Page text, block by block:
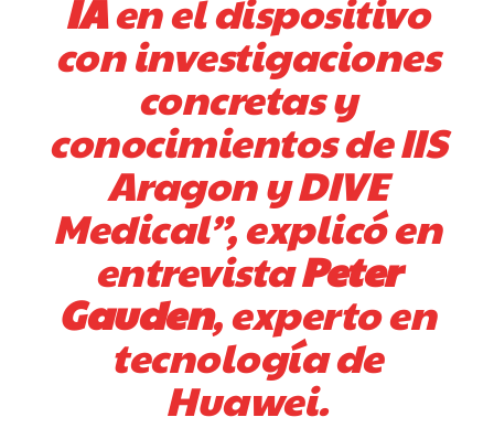
IAen el dispositivo
con investigaciones
concretas y
conocimientos de IIS
Aragon y DIVE
Medical”, explicó en
entrevistaPeter
Gauden, experto en
tecnología de
Huawei.